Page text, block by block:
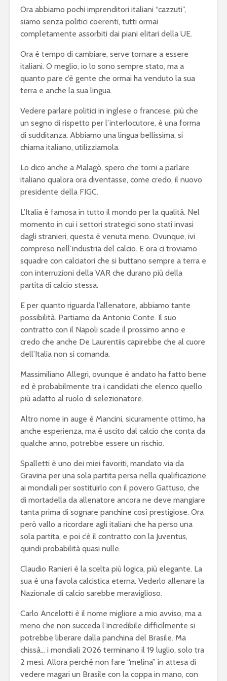
Ora abbiamo pochi imprenditori italiani “cazzuti”,
siamo senza politici coerenti, tutti ormai
completamente assorbiti dai piani elitari della UE.
Ora è tempo di cambiare, serve tornare a essere
italiani. O meglio, io lo sono sempre stato, ma a
quanto pare c’è gente che ormai ha venduto la sua
terra e anche la sua lingua.
Vedere parlare politici in inglese o francese, più che
un segno di rispetto per l’interlocutore, è una forma
di sudditanza. Abbiamo una lingua bellissima, si
chiama italiano, utilizziamola.
Lo dico anche a Malagò, spero che torni a parlare
italiano qualora ora diventasse, come credo, il nuovo
presidente della FIGC.
L’Italia è famosa in tutto il mondo per la qualità. Nel
momento in cui i settori strategici sono stati invasi
dagli stranieri, questa è venuta meno. Ovunque, ivi
compreso nell’industria del calcio. E ora ci troviamo
squadre con calciatori che si buttano sempre a terra e
con interruzioni della VAR che durano più della
partita di calcio stessa.
E per quanto riguarda l’allenatore, abbiamo tante
possibilità. Partiamo da Antonio Conte. Il suo
contratto con il Napoli scade il prossimo anno e
credo che anche De Laurentiis capirebbe che al cuore
dell’Italia non si comanda.
Massimiliano Allegri, ovunque è andato ha fatto bene
ed è probabilmente tra i candidati che elenco quello
più adatto al ruolo di selezionatore.
Altro nome in auge è Mancini, sicuramente ottimo, ha
anche esperienza, ma è uscito dal calcio che conta da
qualche anno, potrebbe essere un rischio.
Spalletti è uno dei miei favoriti, mandato via da
Gravina per una sola partita persa nella qualificazione
ai mondiali per sostituirlo con il povero Gattuso, che
di mortadella da allenatore ancora ne deve mangiare
tanta prima di sognare panchine così prestigiose. Ora
però vallo a ricordare agli italiani che ha perso una
sola partita, e poi c’è il contratto con la Juventus,
quindi probabilità quasi nulle.
Claudio Ranieri è la scelta più logica, più elegante. La
sua è una favola calcistica eterna. Vederlo allenare la
Nazionale di calcio sarebbe meraviglioso.
Carlo Ancelotti è il nome migliore a mio avviso, ma a
meno che non succeda l’incredibile difficilmente si
potrebbe liberare dalla panchina del Brasile. Ma
chissà… i mondiali 2026 terminano il 19 luglio, solo tra
2 mesi. Allora perché non fare “melina” in attesa di
vedere magari un Brasile con la coppa in mano, con